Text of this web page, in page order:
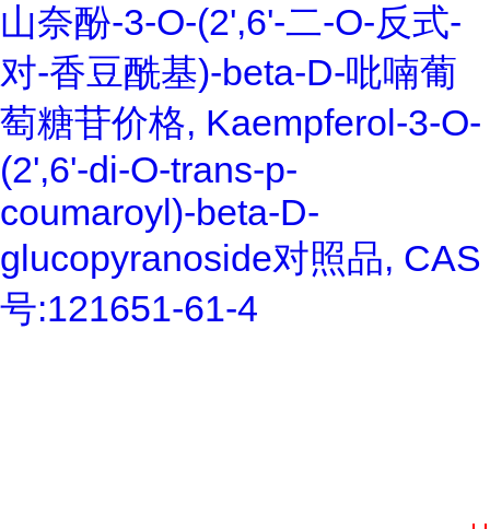
山奈酚-3-O-(2',6'-二-O-反式-
对-香豆酰基)-beta-D-吡喃葡
萄糖苷价格, Kaempferol-3-O-
(2',6'-di-O-trans-p-
coumaroyl)-beta-D-
glucopyranoside对照品, CAS
号:121651-61-4